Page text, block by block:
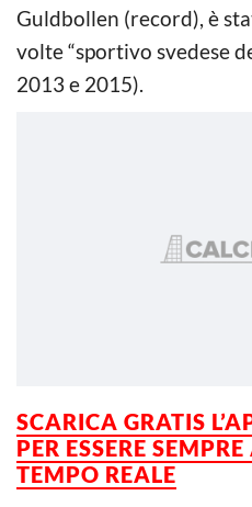
Guldbollen (record), è
volte “sportivo svedese
2013 e 2015).
SCARICA GRATIS
PER ESSERE
TEMPO REALE